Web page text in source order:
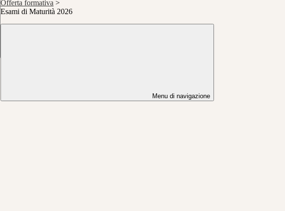
Offerta formativa >
Esami di Maturità 2026
Menu di navigazione